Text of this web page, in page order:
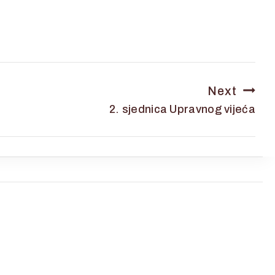
Next
2. sjednica Upravnog vijeća